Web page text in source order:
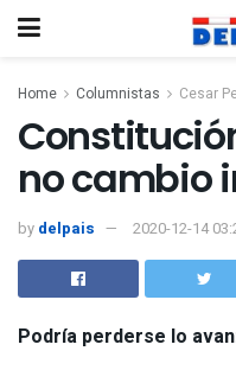
Home Columnistas Cesar
no cambio
by delpais 2020-12-14
Podría perderse lo